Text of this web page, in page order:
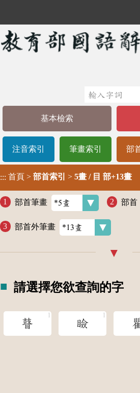
基本檢索
注音索引 筆畫索引 部
::: 首頁 > 部首索引 > 5畫 / 目 部+13畫
部首筆畫 部首
部首外筆畫
請選擇您欲查詢的字
瞽 瞼